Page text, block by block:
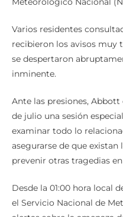
Varios residentes
recibieron los avisos muy
se despertaron
inminente.
Ante las presiones,
de julio una sesión
examinar todo lo
asegurarse de que existan
prevenir otras tragedias
Desde la 01:00 hora local
el Servicio Nacional de